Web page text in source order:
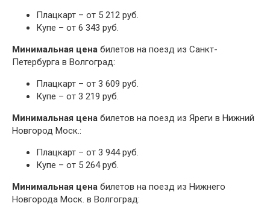
Плацкарт – от 5 212 руб.
Купе – от 6 343 руб.
Минимальная цена билетов на поезд из Санкт-
Петербурга в Волгоград:
Плацкарт – от 3 609 руб.
Купе – от 3 219 руб.
Минимальная цена билетов на поезд из Яреги в Нижний
Новгород Моск.:
Плацкарт – от 3 944 руб.
Купе – от 5 264 руб.
Минимальная цена билетов на поезд из Нижнего
Новгорода Моск. в Волгоград: